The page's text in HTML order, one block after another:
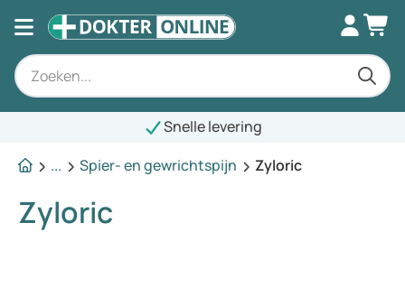
Snelle levering
...
Spier- en gewrichtspijn Zyloric
Zyloric